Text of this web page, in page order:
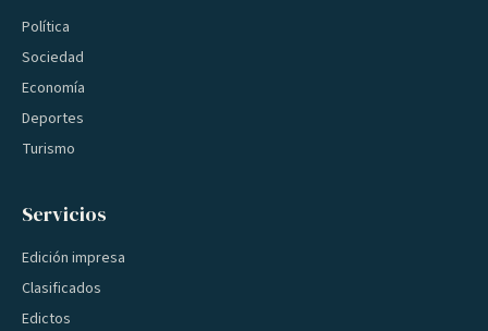
Política
Sociedad
Economía
Deportes
Turismo
Servicios
Edición impresa
Clasificados
Edictos